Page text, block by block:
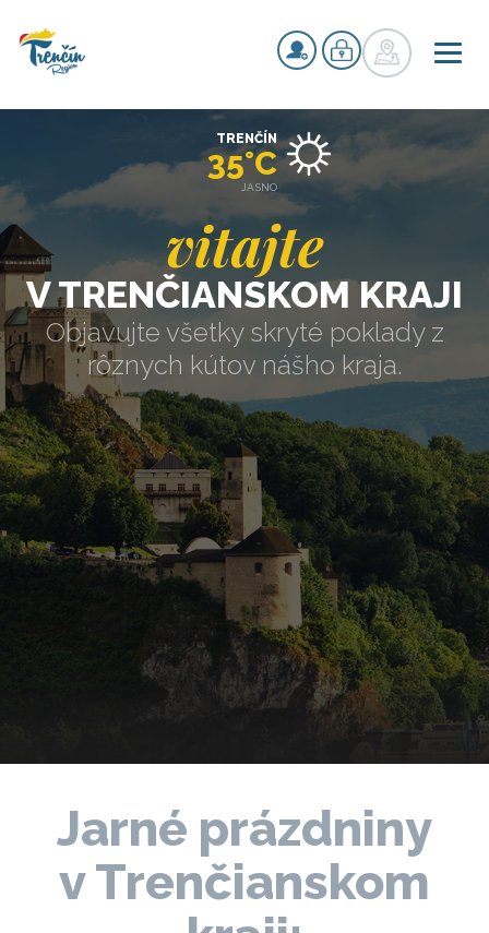
vitajte
V TRENČIANSKOM KRAJI
Objavujte všetky skryté poklady z
rôznych kútov nášho kraja.
TRENČÍN
35°C
JASNO
Jarné prázdniny
v Trenčianskom